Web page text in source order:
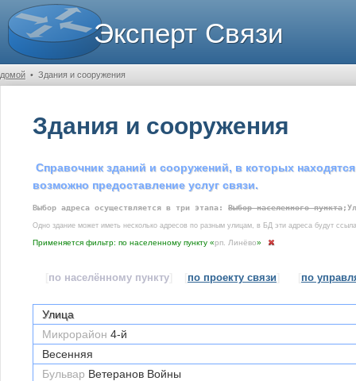
Эксперт Связи
домой • Здания и сооружения
Здания и сооружения
Справочник зданий и сооружений, в которых
возможно предоставление услуг связи.
Выбор адреса осуществляется в три этапа: Выбор населенного пункта
Одно здание может иметь несколько адресов по разным улицам, в БД эти адреса будут
Применяется фильтр: по населенному пункту «рп. Линёво»
по населённому пункту] по проекту связи по
Улица
Микрорайон 4-й
Весенняя
Бульвар Ветеранов Войны